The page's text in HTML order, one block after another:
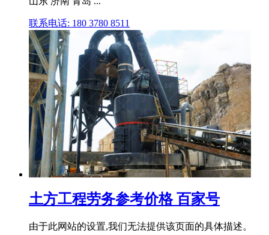
联系电话: 180 3780 8511
土方工程劳务参考价格 百家号
由于此网站的设置,我们无法提供该页面的具体描述。